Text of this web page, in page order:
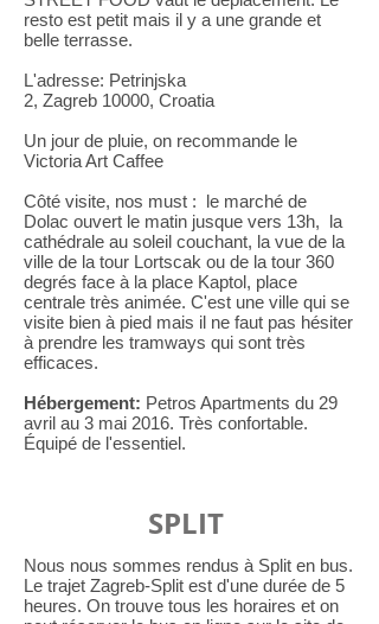
resto est petit mais il y a une grande et
belle terrasse.
L'adresse: Petrinjska
2, Zagreb 10000, Croatia
Un jour de pluie, on recommande le
Victoria Art Caffee
Côté visite, nos must : le marché de
Dolac ouvert le matin jusque vers 13h, la
cathédrale au soleil couchant, la vue de la
ville de la tour Lortscak ou de la tour 360
degrés face à la place Kaptol, place
centrale très animée. C'est une ville qui se
visite bien à pied mais il ne faut pas hésiter
à prendre les tramways qui sont très
efficaces.
Hébergement: Petros Apartments du 29
avril au 3 mai 2016. Très confortable.
Équipé de l'essentiel.
SPLIT
Nous nous sommes rendus à Split en bus.
Le trajet Zagreb-Split est d'une durée de 5
heures. On trouve tous les horaires et on